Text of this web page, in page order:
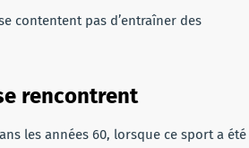
contentent pas d’entraîner des
rencontrent
les années 60, lorsque ce sport a été